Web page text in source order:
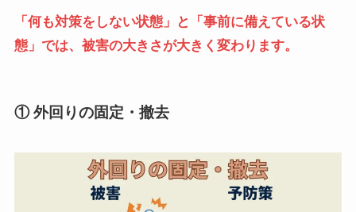
「何も対策をしない状態」と「事前に備えている状
態」では、被害の大きさが大きく変わります。
① 外回りの固定・撤去